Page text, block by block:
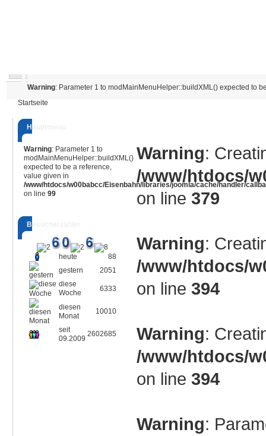
Warning: Parameter 1 to modMainMenuHelper::buildXML() expected to
Startseite
Hauptmenü
Warning: Parameter 1 to
modMainMenuHelper::buildXML()
expected to be a reference,
value given in
/www/htdocs/w00babcc/Eisenbahn/libraries/joomla/cache/handler/
on line 99
Besucherzähler
heute
88
gestern
2051
diese
Woche
6333
diesen
Monat
10010
seit
09.2009
2602685
Warning:
/www/htdocs/
on line 379
Warning:
/www/htdocs/
on line 394
Warning:
/www/htdocs/
on line 394
Warning: